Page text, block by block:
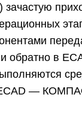
зачастую
в
—